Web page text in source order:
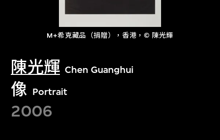
M+希克藏品（捐贈），香港，© 陳光輝
陳光輝 Chen Guanghui
像 Portrait
2006